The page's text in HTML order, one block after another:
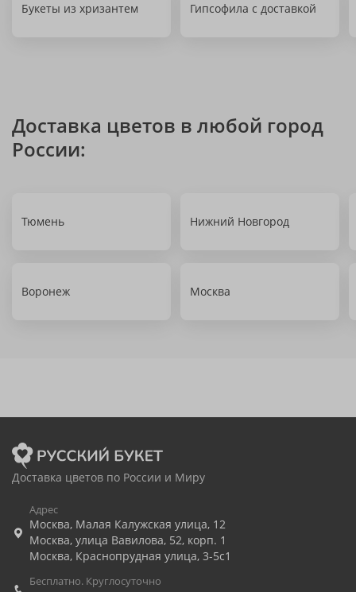
Букеты из хризантем Гипсофила с доставкой
Доставка цветов в любой город
России:
Тюмень Нижний Новгород
Воронеж Москва
Доставка цветов по России и Миру
Адрес
Москва, Малая Калужская улица, 12
Москва, улица Вавилова, 52, корп. 1
Москва, Краснопрудная улица, 3-5с1
Бесплатно. Круглосуточно